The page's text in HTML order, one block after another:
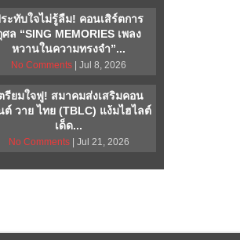
ะทับใจไม่รู้ลืม! คอนเสิร์ตการ
ศล “SING MEMORIES เพลง
หวานในความทรงจำ”...
No Comments | Jul 8, 2026
รียมใจฟู! สมาคมส่งเสริมคอน
ต์ วาย ไทย (TBLC) แง้มไฮไลต์
เด็ด...
No Comments| Jul 21, 2026